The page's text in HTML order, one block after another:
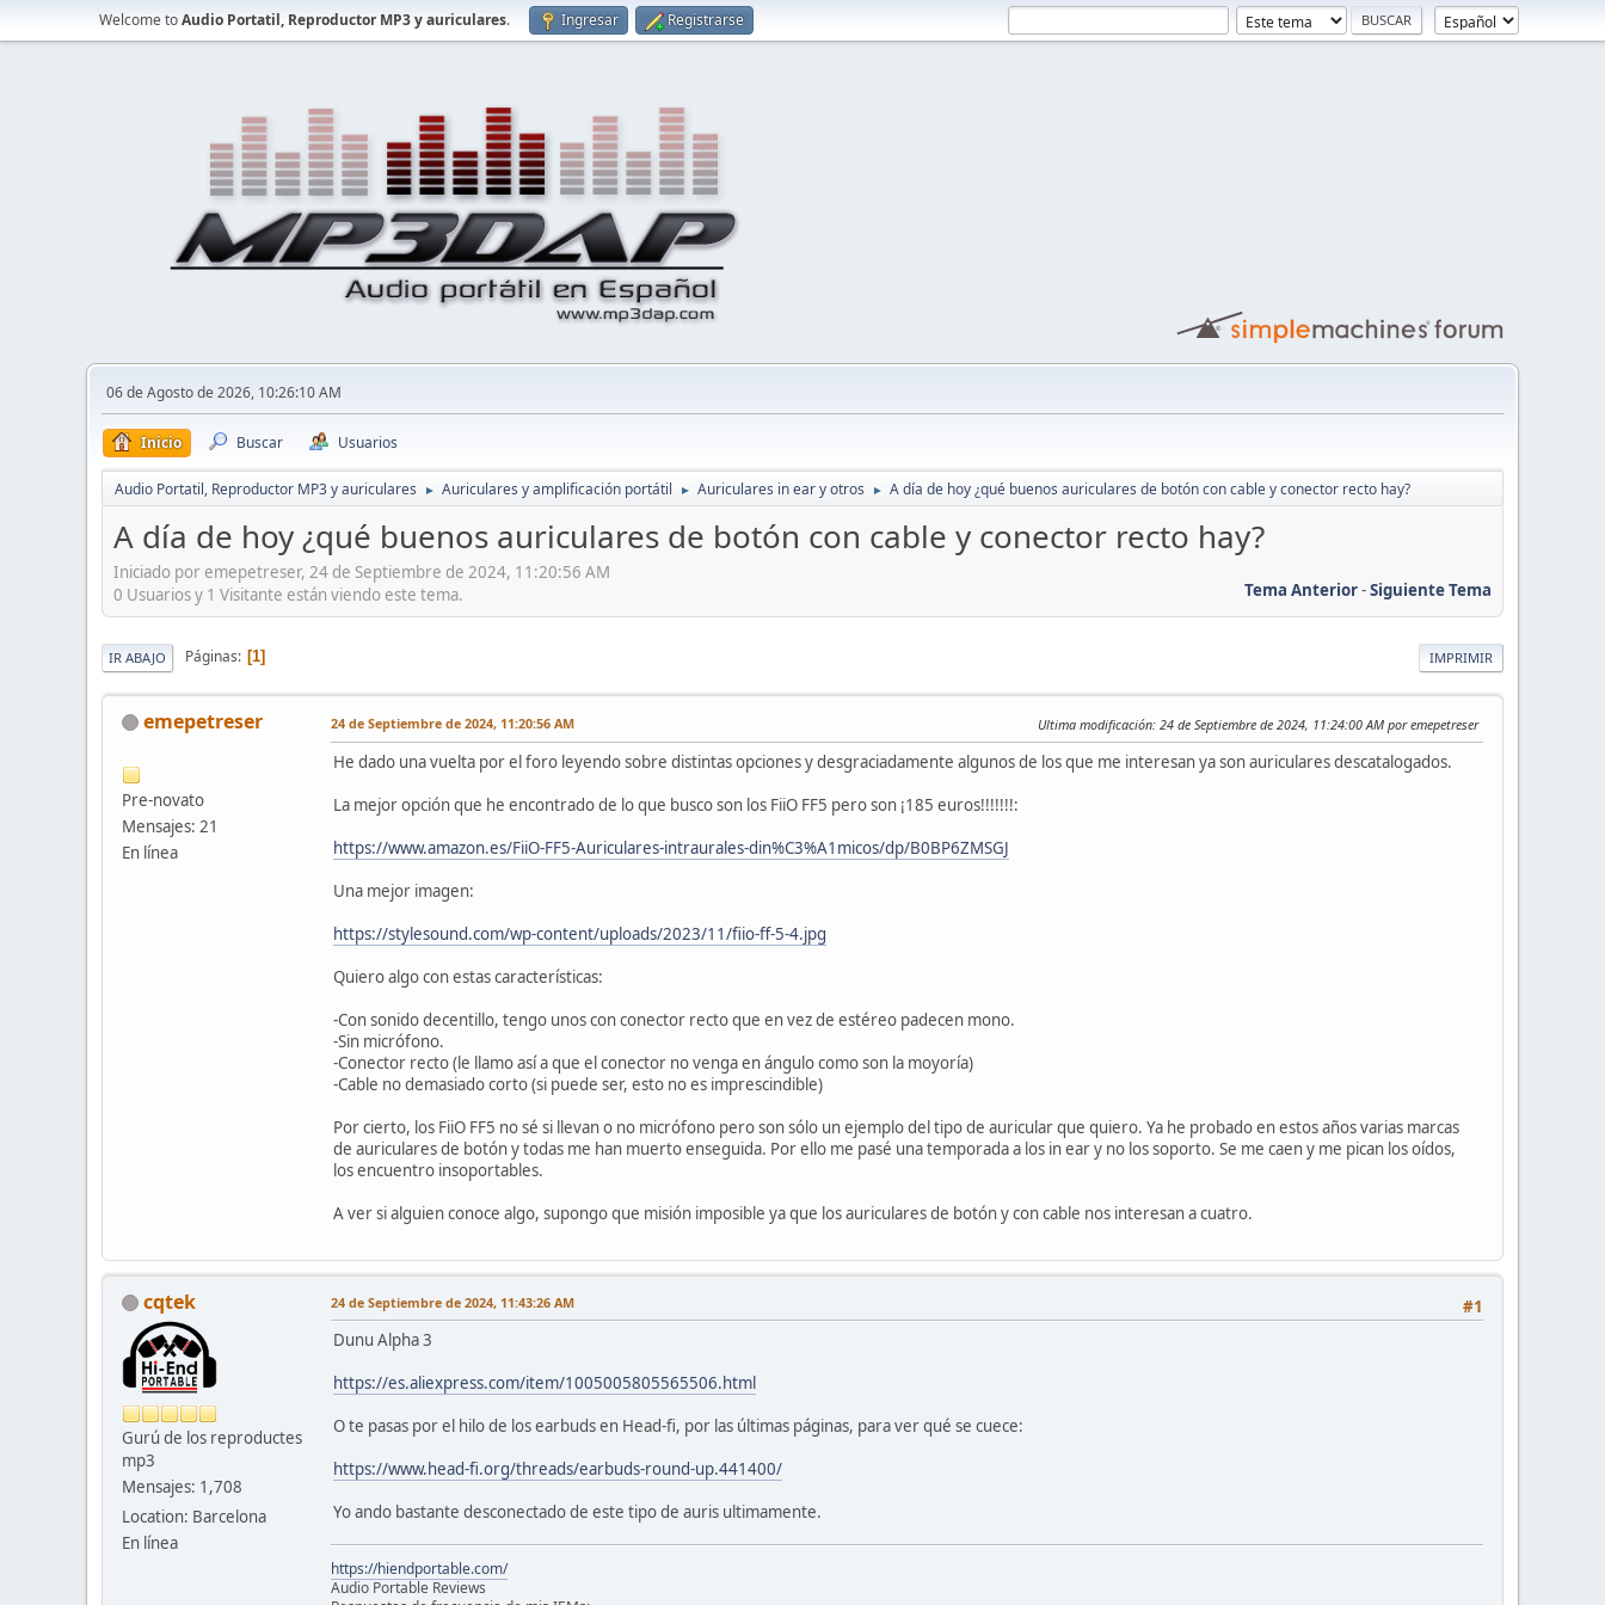
Welcome toAudio Portatil, Reproductor MP3 y auriculares. Ingresar Registrarse
06 de Agosto de 2026, 10:26:10 AM
Inicio Buscar Usuarios
Audio Portatil, Reproductor MP3 y auriculares ► Auriculares y amplificación portátil ► Auriculares in ear y otros ► A día de hoy ¿qué buenos auriculares de botón con cable y conector recto hay?
A día de hoy ¿qué buenos auriculares de botón con cable y conector recto hay?
Iniciado por emepetreser, 24 de Septiembre de 2024, 11:20:56 AM
Tema Anterior-Siguiente Tema
0 Usuarios y 1 Visitante están viendo este tema.
IMPRIMIR
IR ABAJO Páginas 1
emepetreser
Pre-novato
Mensajes: 21
En línea
24 de Septiembre de 2024, 11:20:56 AM Ultima modificación: 24 de Septiembre de 2024, 11:24:00 AM por emepetreser
He dado una vuelta por el foro leyendo sobre distintas opciones y desgraciadamente algunos de los que me interesan ya son auriculares descatalogados.
La mejor opción que he encontrado de lo que busco son los FiiO FF5 pero son ¡185 euros!!!!!!!:
https://www.amazon.es/FiiO-FF5-Auriculares-intraurales-din%C3%A1micos/dp/B0BP6ZMSGJ
Una mejor imagen:
https://stylesound.com/wp-content/uploads/2023/11/fiio-ff-5-4.jpg
Quiero algo con estas características:
-Con sonido decentillo, tengo unos con conector recto que en vez de estéreo padecen mono.
-Sin micrófono.
-Conector recto (le llamo así a que el conector no venga en ángulo como son la moyoría)
-Cable no demasiado corto (si puede ser, esto no es imprescindible)
Por cierto, los FiiO FF5 no sé si llevan o no micrófono pero son sólo un ejemplo del tipo de auricular que quiero. Ya he probado en estos años varias marcas
de auriculares de botón y todas me han muerto enseguida. Por ello me pasé una temporada a los in ear y no los soporto. Se me caen y me pican los oídos,
los encuentro insoportables.
A ver si alguien conoce algo, supongo que misión imposible ya que los auriculares de botón y con cable nos interesan a cuatro.
cqtek
Gurú de los reproductes
mp3
Mensajes: 1,708
Location: Barcelona
En línea
#1
24 de Septiembre de 2024, 11:43:26 AM
Dunu Alpha 3
https://es.aliexpress.com/item/1005005805565506.html
O te pasas por el hilo de los earbuds en Head-fi, por las últimas páginas, para ver qué se cuece:
https://www.head-fi.org/threads/earbuds-round-up.441400/
Yo ando bastante desconectado de este tipo de auris ultimamente.
https://hiendportable.com/
Audio Portable Reviews